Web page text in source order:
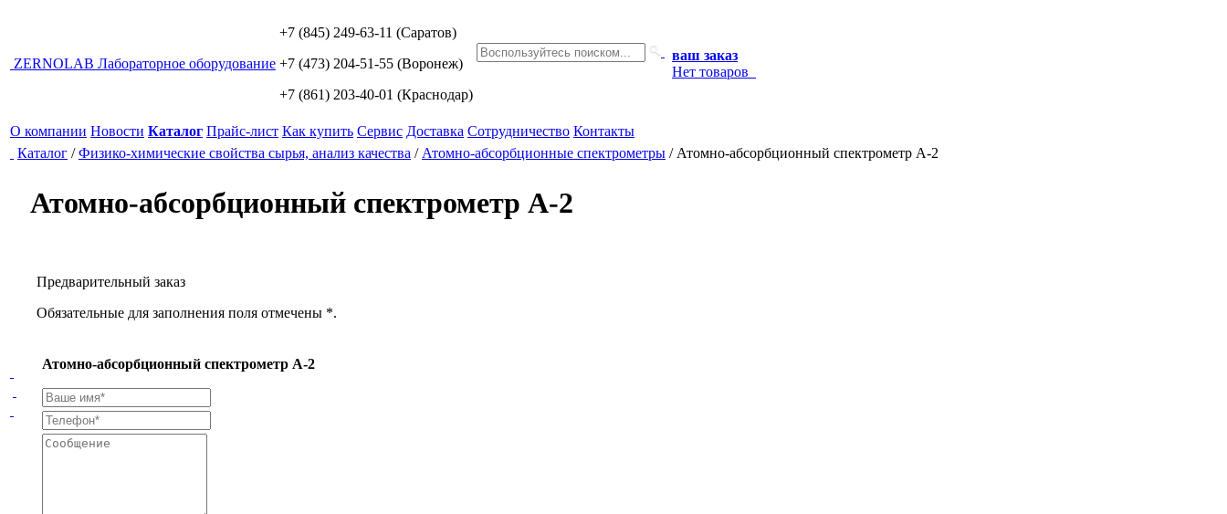
ZERNOLAB Лабораторное оборудование
+7 (845) 249-63-11 (Саратов)
+7 (473) 204-51-55 (Воронеж)
+7 (861) 203-40-01 (Краснодар)
ваш заказ
Нет товаров
О компании Новости Каталог Прайс-лист Как купить Сервис Доставка Сотрудничество Контакты
Каталог /Физико-химические свойства сырья, анализ качества / Атомно-абсорбционные спектрометры / Атомно-абсорбционный спектрометр А-2
Атомно-абсорбционный спектрометр А-2
Предварительный заказ
Обязательные для заполнения поля отмечены *.
Атомно-абсорбционный спектрометр А-2